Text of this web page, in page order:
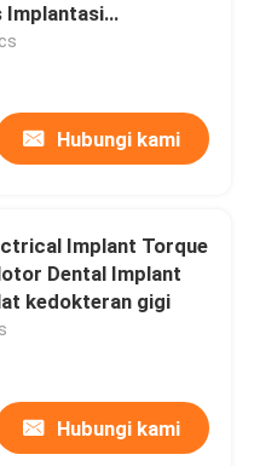
Implantasi
Alat Darurat
Hubungi kami
Implant Torque
Dental Implant
kedokteran gigi
Hubungi kami